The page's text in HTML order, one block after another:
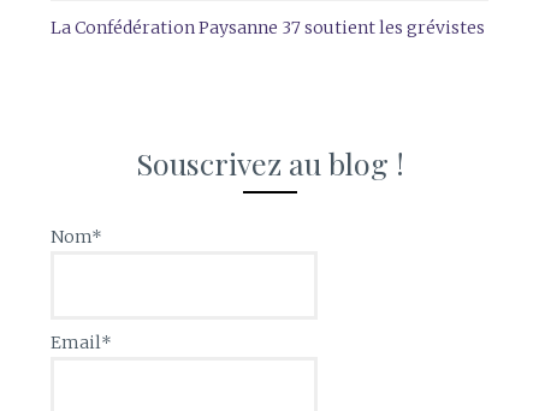
La Confédération Paysanne 37 soutient les grévistes
Souscrivez au blog !
Nom*
Email*